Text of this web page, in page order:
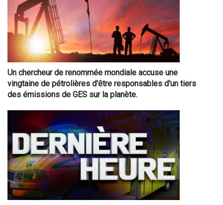
Un chercheur de renommée mondiale accuse une
vingtaine de pétrolières d'être responsables d'un tiers
des émissions de GES sur la planète.